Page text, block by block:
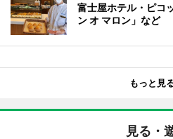
富士屋ホテル・ピコ
ン オ マロン」など
もっと見
見る・